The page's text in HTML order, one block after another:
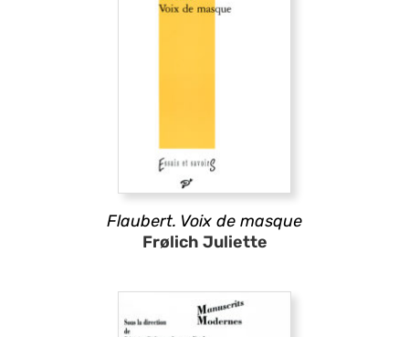
Flaubert. Voix de masque
Frølich Juliette